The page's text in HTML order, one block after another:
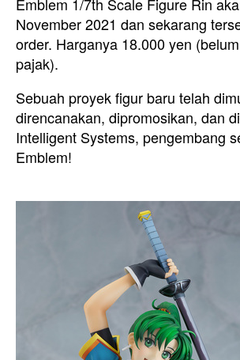
November 2021 dan sekarang
order. Harganya 18.000 yen
pajak).
Sebuah proyek figur baru telah
direncanakan, dipromosikan, dan
Intelligent Systems, pengembang
Emblem!